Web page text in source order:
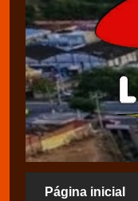
Página inicial